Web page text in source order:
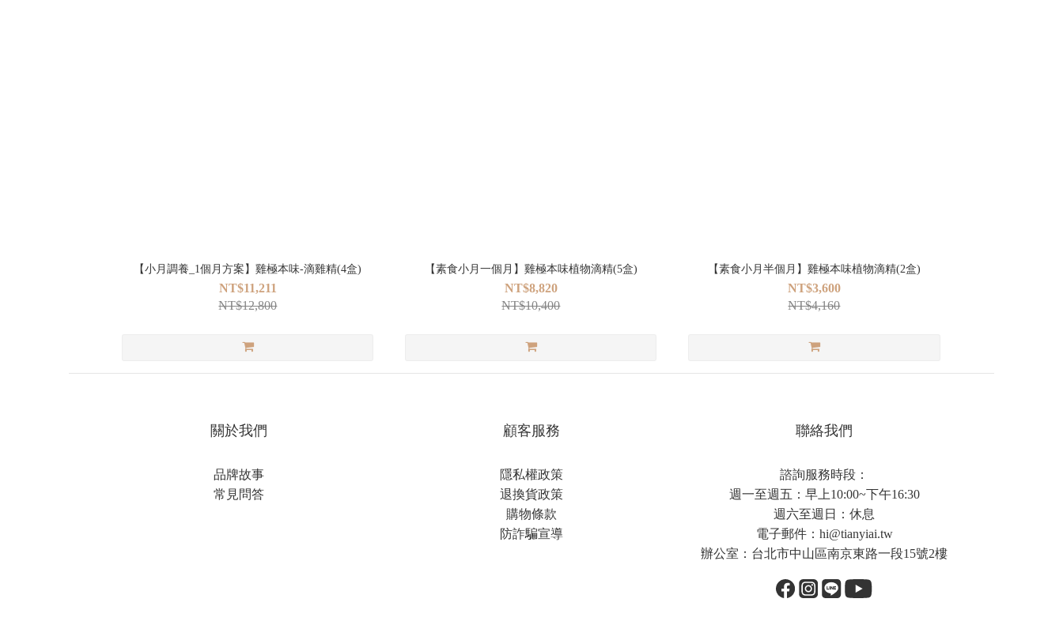
【小月調養_1個月方案】雞極本味-滴雞精(4盒)
NT$11,211
NT$12,800
【素食小月一個月】雞極本味植物滴精(5盒)
NT$8,820
NT$10,400
【素食小月半個月】雞極本味植物滴精(2盒)
NT$3,600
NT$4,160
關於我們
品牌故事
常見問答
顧客服務
隱私權政策
退換貨政策
購物條款
防詐騙宣導
聯絡我們
諮詢服務時段：
週一至週五：早上10:00~下午16:30
週六至週日：休息
電子郵件： hi@tianyiai.tw
辦公室：台北市中山區南京東路一段15號2樓